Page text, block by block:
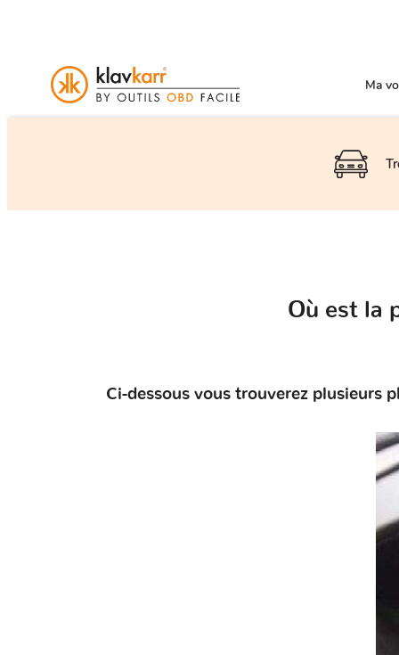
Ma
Où est la
Ci-dessous vous trouverez plusieurs